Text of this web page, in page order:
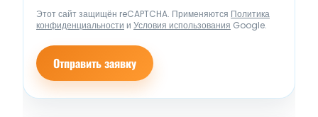
Этот сайт защищён reCAPTCHA. Применяются Политика
конфиденциальности и Условия использования Google.
Отправить заявку